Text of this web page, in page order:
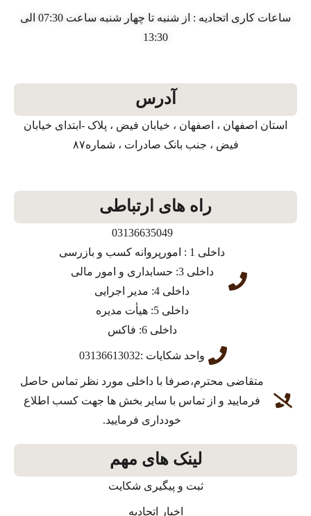
ساعات کاری اتحادیه : از شنبه تا چهار شنبه ساعت 07:30 الی
13:30
آدرس
استان اصفهان ، اصفهان ، خیابان فیض ، پلاک -ابتدای خیابان
فیض ، جنب بانک صادرات ، شماره۸۷
راه های ارتباطی
03136635049
داخلی 1 : امورپروانه کسب و بازرسی
داخلی 3: حسابداری و امور مالی
داخلی 4: مدیر اجرایی
داخلی 5: هیأت مدیره
داخلی 6: فاکس
واحد شکایات :03136613032
متقاضی محترم،صرفا با داخلی مورد نظر تماس حاصل
فرمایید و از تماس با سایر بخش ها جهت کسب اطلاع
خودداری فرمایید.
لینک های مهم
ثبت و پیگیری شکایت
اخبار اتحادیه